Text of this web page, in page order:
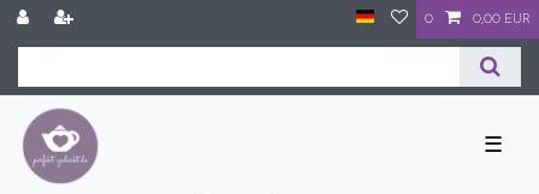
0 0,00 EUR
☰